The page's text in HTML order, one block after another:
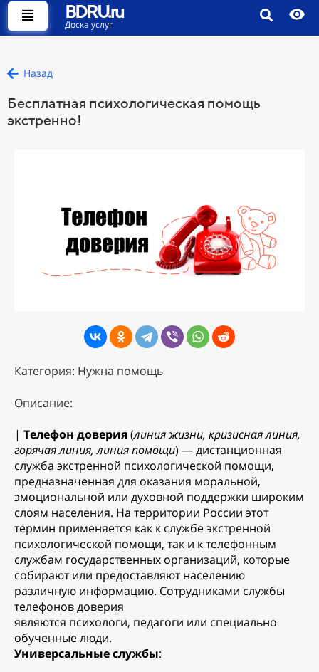
BDRU.ru
Доска услуг
Назад
Бесплатная психологическая помощь
экстренно!
Категория: Нужна помощь
Описание:
| Телефон доверия(линия жизни, кризисная линия,
горячая линия, линия помощи) — дистанционная
служба экстренной психологической помощи,
предназначенная для оказания моральной,
эмоциональной или духовной поддержки широким
слоям населения. На территории России этот
термин применяется как к службе экстренной
психологической помощи, так и к телефонным
службам государственных организаций, которые
собирают или предоставляют населению
различную информацию. Сотрудниками службы
телефонов доверия
являются психологи, педагоги или специально
обученные люди.
Универсальные службы: